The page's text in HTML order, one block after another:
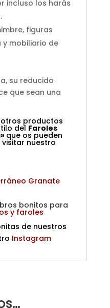
incluso los harás
figuras
mobiliario de
su reducido
que sean una
otros productos
del Faroles
que os pueden
nuestro
Granate
bonitos para
y faroles
de nuestros
Instagram